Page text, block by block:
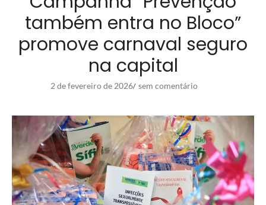
também entra no Bloco”
promove carnaval seguro
na capital
2 de fevereiro de 2026/ sem comentário